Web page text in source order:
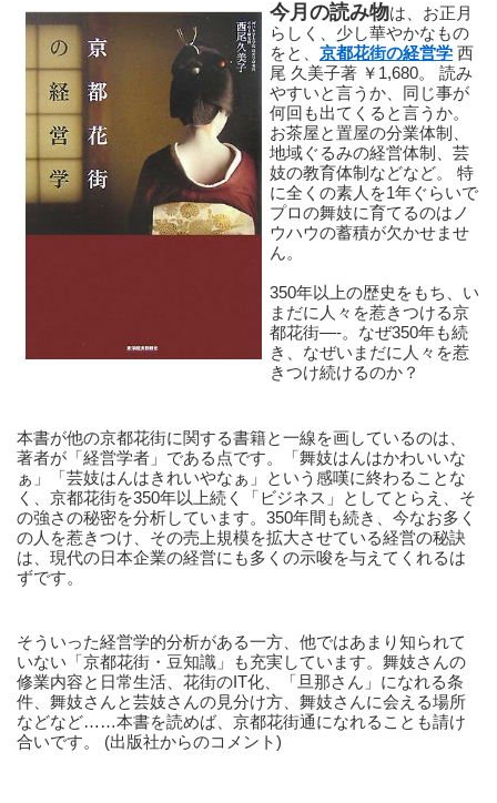
今月の読み物は、お正月
らしく、少し華やかなもの
をと、 京都花街の経営学 西
尾 久美子著 ￥1,680。 読み
やすいと言うか、同じ事が
何回も出てくると言うか。
お茶屋と置屋の分業体制、
地域ぐるみの経営体制、芸
妓の教育体制などなど。 特
に全くの素人を1年ぐらいで
プロの舞妓に育てるのはノ
ウハウの蓄積が欠かせませ
ん。
350年以上の歴史をもち、い
まだに人々を惹きつける京
都花街—-。なぜ350年も続
き、なぜいまだに人々を惹
きつけ続けるのか？
本書が他の京都花街に関する書籍と一線を画しているのは、
著者が「経営学者」である点です。「舞妓はんはかわいいな
ぁ」「芸妓はんはきれいやなぁ」という感嘆に終わることな
く、京都花街を350年以上続く「ビジネス」としてとらえ、そ
の強さの秘密を分析しています。350年間も続き、今なお多く
の人を惹きつけ、その売上規模を拡大させている経営の秘訣
は、現代の日本企業の経営にも多くの示唆を与えてくれるは
ずです。
そういった経営学的分析がある一方、他ではあまり知られて
いない「京都花街・豆知識」も充実しています。舞妓さんの
修業内容と日常生活、花街のIT化、「旦那さん」になれる条
件、舞妓さんと芸妓さんの見分け方、舞妓さんに会える場所
などなど……本書を読めば、京都花街通になれることも請け
合いです。 (出版社からのコメント)